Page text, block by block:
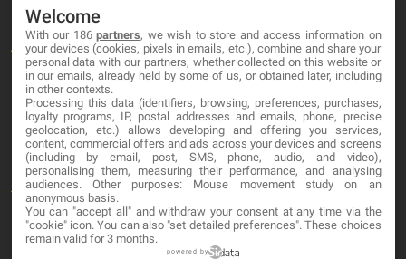
About
Blog
Contact
LEGAL
Terminos y Condiciones
Política de Privacidad
Welcome
With our 186partners, we wish to store and access information on
your devices (cookies, pixels in emails, etc.), combine and share your
personal data with our partners, whether collected on this website or
in our emails, already held by some of us, or obtained later, including
in other contexts.
Processing this data (identifiers, browsing, preferences, purchases,
loyalty programs, IP, postal addresses and emails, phone, precise
geolocation, etc.) allows developing and offering you services,
content, commercial offers and ads across your devices and screens
(including by email, post, SMS, phone, audio, and video),
personalising them, measuring their performance, and analysing
audiences. Other purposes: Mouse movement study on an
anonymous basis.
You can "accept all" and withdraw your consent at any time via the
"cookie" icon. You can also "set detailed preferences". These choices
remain valid for 3 months.
powered by